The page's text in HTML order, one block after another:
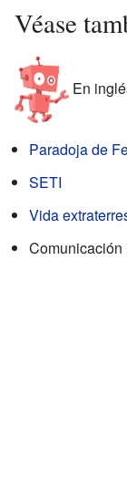
Véase
En
Paradoja de
SETI
Vida
Comunicación